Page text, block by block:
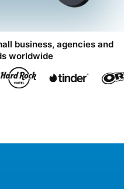
business, agencies and
worldwide